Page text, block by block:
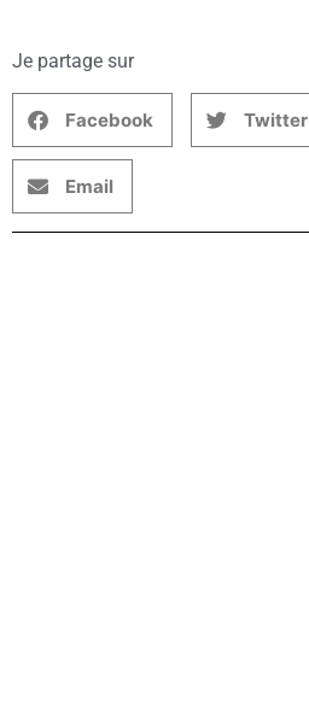
Je partage sur
Facebook Twitter
Email